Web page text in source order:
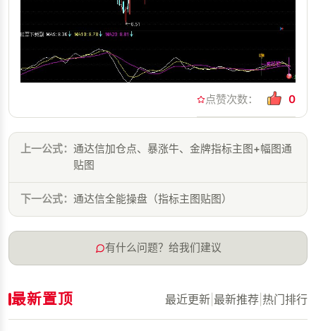
点赞次数： 0
上一公式： 通达信加仓点、暴涨牛、金牌指标主图+幅图通
贴图
下一公式： 通达信全能操盘（指标主图贴图）
有什么问题？给我们建议
最新置顶 最近更新 最新推荐 热门排行